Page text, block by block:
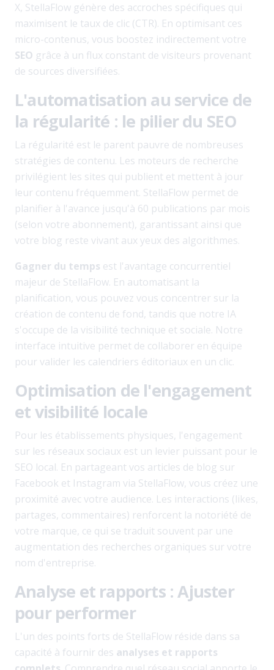
X, StellaFlow génère des accroches spécifiques qui
maximisent le taux de clic (CTR). En optimisant ces
micro-contenus, vous boostez indirectement votre
SEO grâce à un flux constant de visiteurs provenant
de sources diversifiées.
L'automatisation au service de
la régularité : le pilier du SEO
La régularité est le parent pauvre de nombreuses
stratégies de contenu. Les moteurs de recherche
privilégient les sites qui publient et mettent à jour
leur contenu fréquemment. StellaFlow permet de
planifier à l'avance jusqu'à 60 publications par mois
(selon votre abonnement), garantissant ainsi que
votre blog reste vivant aux yeux des algorithmes.
Gagner du temps est l'avantage concurrentiel
majeur de StellaFlow. En automatisant la
planification, vous pouvez vous concentrer sur la
création de contenu de fond, tandis que notre IA
s'occupe de la visibilité technique et sociale. Notre
interface intuitive permet de collaborer en équipe
pour valider les calendriers éditoriaux en un clic.
Optimisation de l'engagement
et visibilité locale
Pour les établissements physiques, l'engagement
sur les réseaux sociaux est un levier puissant pour le
SEO local. En partageant vos articles de blog sur
Facebook et Instagram via StellaFlow, vous créez une
proximité avec votre audience. Les interactions (likes,
partages, commentaires) renforcent la notoriété de
votre marque, ce qui se traduit souvent par une
augmentation des recherches organiques sur votre
nom d'entreprise.
Analyse et rapports : Ajuster
pour performer
L'un des points forts de StellaFlow réside dans sa
capacité à fournir des analyses et rapports